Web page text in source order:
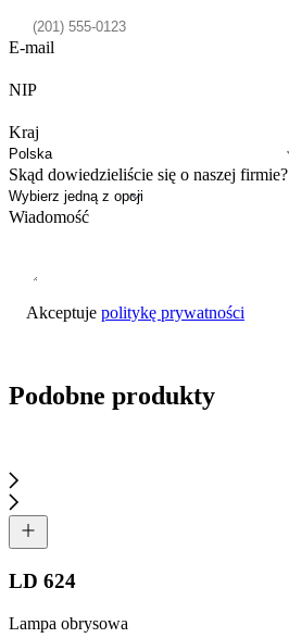
E-mail
NIP
Kraj
Skąd dowiedzieliście się o naszej firmie?
Wiadomość
Akceptuje politykę prywatności
Podobne produkty
LD 624
Lampa obrysowa